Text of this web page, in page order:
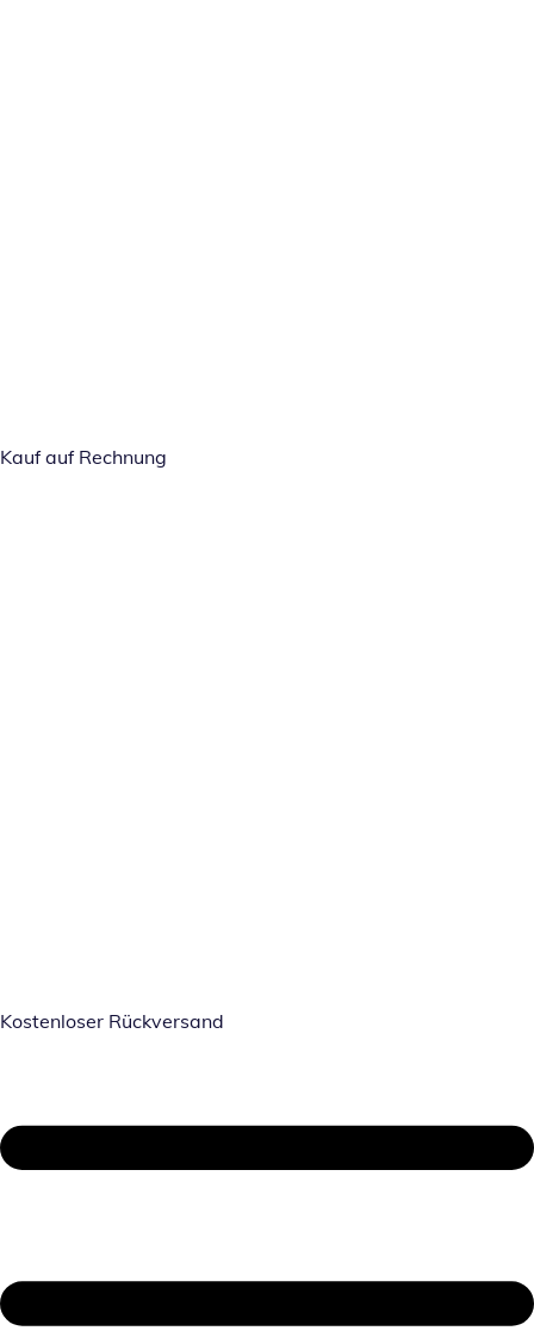
Kauf auf Rechnung
Kostenloser Rückversand